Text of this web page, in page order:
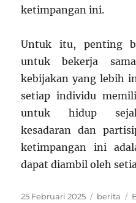
ketimpangan ini.
Untuk itu, penting
untuk bekerja
kebijakan yang lebih
setiap individu
untuk hidup
kesadaran dan
ketimpangan ini
dapat diambil oleh
Posted
25 Februari 2025 berita